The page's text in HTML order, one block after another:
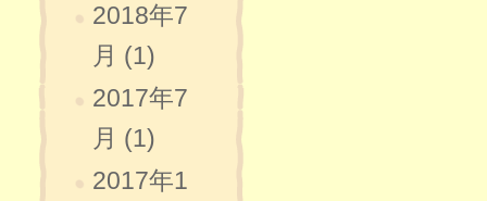
2018年7
月 (1)
2017年7
月 (1)
2017年1